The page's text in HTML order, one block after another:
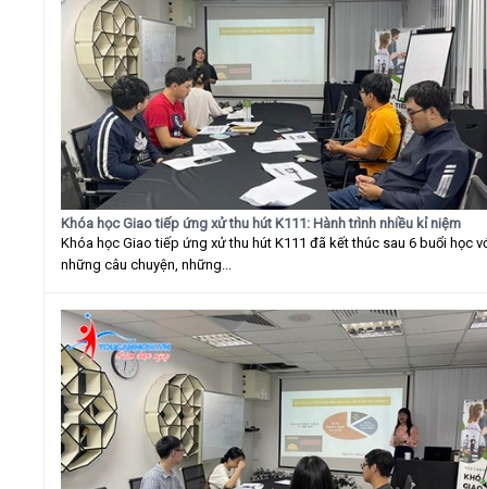
Khóa học Giao tiếp ứng xử thu hút K111: Hành trình nhiều kỉ niệm
Khóa học Giao tiếp ứng xử thu hút K111 đã kết thúc sau 6 buổi học
những câu chuyện, những...